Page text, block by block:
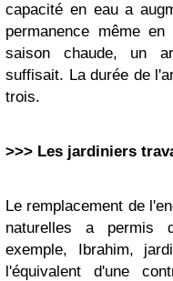
capacité en eau a
permanence même
saison chaude, un
suffisait. La durée de
trois.
>>> Les jardiniers
Le remplacement de
naturelles a permis
exemple, Ibrahim,
l'équivalent d'une